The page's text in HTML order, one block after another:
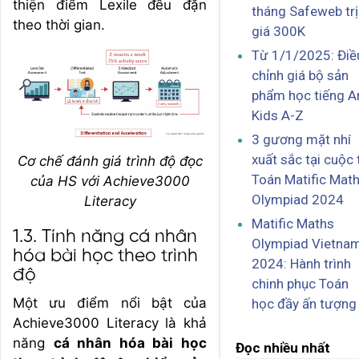
thiện điểm Lexile đều đặn
theo thời gian.
Cơ chế đánh giá trình độ đọc
của HS với Achieve3000
Literacy
1.3. Tính năng cá nhân
hóa bài học theo trình
độ
Một ưu điểm nổi bật của
Achieve3000 Literacy là khả
năng cá nhân hóa bài học
tháng Safeweb trị
giá 300K
Từ 1/1/2025:
chỉnh giá bộ sản
phẩm học tiếng
Kids A-Z
3 gương mặt nhí
xuất sắc tại cuộc
Toán Matific
Olympiad 2024
Matific Maths
Olympiad
2024: Hành trình
chinh phục Toán
học đầy ấn tượng
Đọc nhiều nhất